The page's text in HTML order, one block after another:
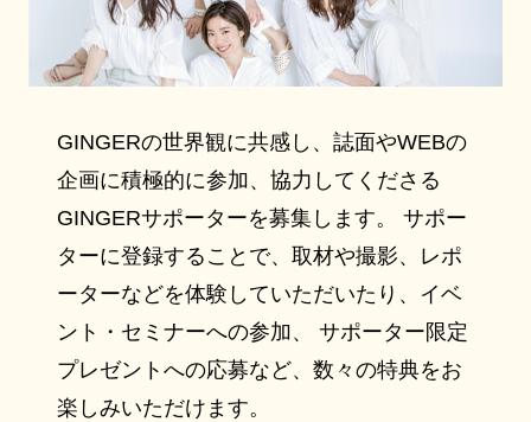
GINGERの世界観に共感し、誌面やWEBの
企画に積極的に参加、協力してくださる
GINGERサポーターを募集します。 サポー
ターに登録することで、取材や撮影、レポ
ーターなどを体験していただいたり、イベ
ント・セミナーへの参加、 サポーター限定
プレゼントへの応募など、数々の特典をお
楽しみいただけます。